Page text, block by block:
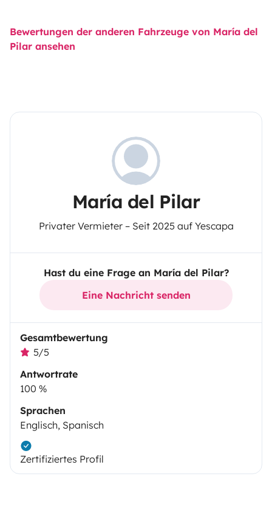
Bewertungen der anderen Fahrzeuge von María del
Pilar ansehen
María del Pilar
Privater Vermieter – Seit 2025 auf Yescapa
Hast du eine Frage an María del Pilar?
Eine Nachricht senden
Gesamtbewertung
5/5
Antwortrate
100 %
Sprachen
Englisch, Spanisch
Zertifiziertes Profil